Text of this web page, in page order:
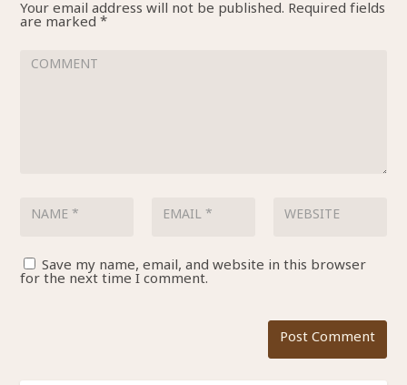
Your email address will not be published. Required fields
are marked*
Save my name, email, and website in this browser
for the next time I comment.